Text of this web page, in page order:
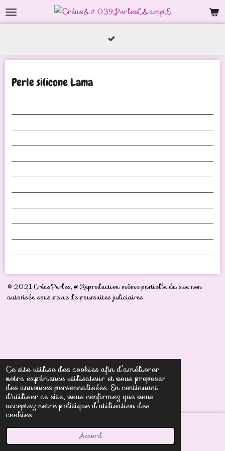
Ce site utilise des cookies afin d’améliorer
votre expérience utilisateur et vous proposer
des annonces personnalisées. En continuant
d'utiliser ce site, vous confirmez que vous
acceptez notre politique d’utilisation des
cookies.
Accord
Passer
au
Perle silicone Lama
© 2021 Créas'Perles, @ Reproduction même partielle du site non
autorisée sous peine de poursuites judiciaires